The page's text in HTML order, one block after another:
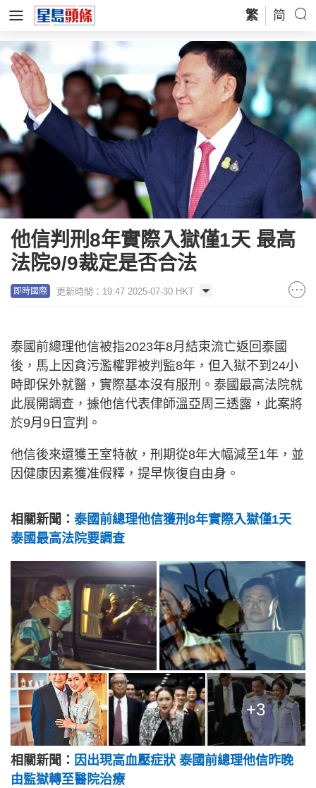
繁 简
他信判刑8年實際入獄僅1天 最高
法院9/9裁定是否合法
即時國際 更新時間：19:47 2025-07-30 HKT
泰國前總理他信被指2023年8月結束流亡返回泰國
後，馬上因貪污濫權罪被判監8年，但入獄不到24小
時即保外就醫，實際基本沒有服刑。泰國最高法院就
此展開調查，據他信代表侓師溫亞周三透露，此案將
於9月9日宣判。
他信後來還獲王室特赦，刑期從8年大幅減至1年，並
因健康因素獲准假釋，提早恢復自由身。
相關新聞： 泰國前總理他信獲刑8年實際入獄僅1天
泰國最高法院要調查
+3
相關新聞： 因出現高血壓症狀 泰國前總理他信昨晚
由監獄轉至醫院治療